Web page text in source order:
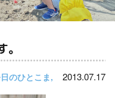
のひとこま 2013.07.17